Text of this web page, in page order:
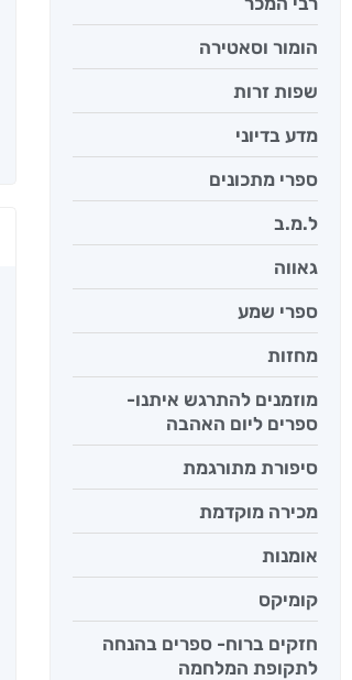
הומור וסאטירה
שפות זרות
מדע בדיוני
ספרי מתכונים
ל.מ.ב
גאווה
ספרי שמע
מחזות
מוזמנים להתרגש איתנו-
ספרים ליום האהבה
סיפורת מתורגמת
מכירה מוקדמת
אומנות
קומיקס
חזקים ברוח- ספרים בהנחה
לתקופת המלחמה